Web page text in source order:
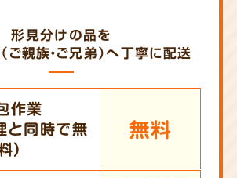
形見分けの品を
ご親族・ご兄弟）へ丁寧に配送
作業
と同時で無
）
無料